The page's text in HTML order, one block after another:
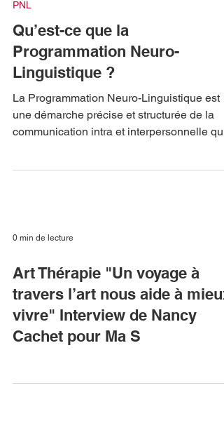
PNL
Qu’est-ce que la
Programmation Neuro-
Linguistique ?
La Programmation Neuro-Linguistique est
une démarche précise et structurée de la
dynamise le...
Art Thérapie "Un voyage à
travers l’art nous aide à mieux
vivre" Interview de Nancy